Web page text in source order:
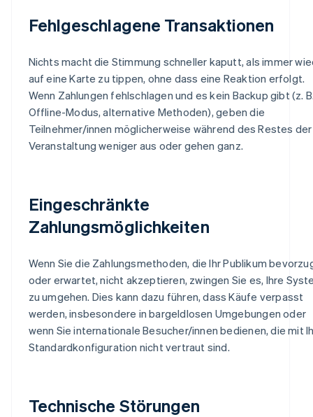
Fehlgeschlagene Transaktionen
Nichts macht die Stimmung schneller kaputt, als immer
auf eine Karte zu tippen, ohne dass eine Reaktion erfolgt.
Wenn Zahlungen fehlschlagen und es kein Backup gibt (z.
Offline-Modus, alternative Methoden), geben die
Teilnehmer/innen möglicherweise während des Restes der
Veranstaltung weniger aus oder gehen ganz.
Eingeschränkte
Zahlungsmöglichkeiten
Wenn Sie die Zahlungsmethoden, die Ihr Publikum
oder erwartet, nicht akzeptieren, zwingen Sie es, Ihre
zu umgehen. Dies kann dazu führen, dass Käufe verpasst
werden, insbesondere in bargeldlosen Umgebungen oder
wenn Sie internationale Besucher/innen bedienen, die mit
Standardkonfiguration nicht vertraut sind.
Technische Störungen